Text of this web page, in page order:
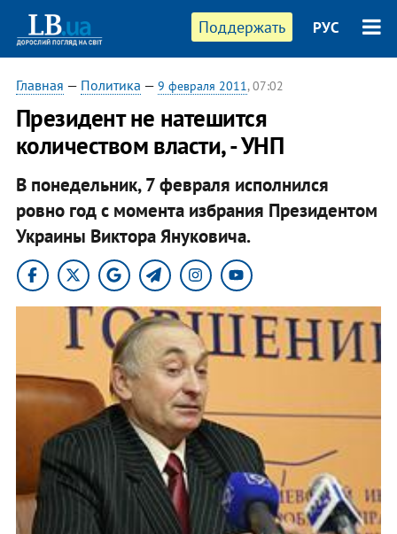
Поддержать РУС
Главная — Политика — 9 февраля 2011, 07:02
Президент не натешится
количеством власти, - УНП
В понедельник, 7 февраля исполнился
ровно год с момента избрания Президентом
Украины Виктора Януковича.